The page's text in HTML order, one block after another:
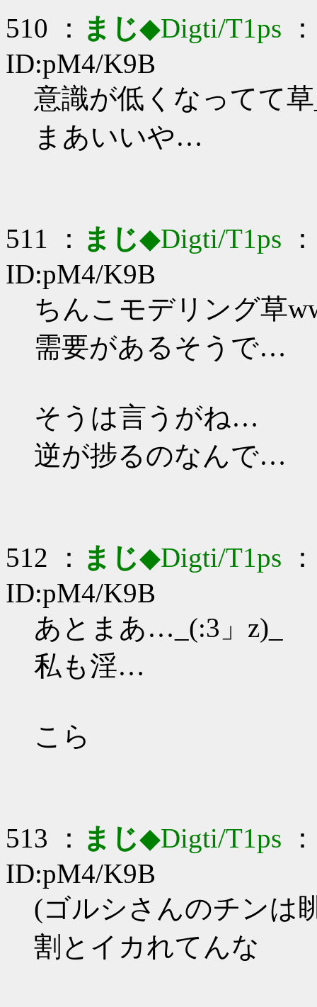
510 ： まじ◆Digti/T1ps
ID:pM4/K9B
意識が低くなってて
まあいいや…
511 ： まじ◆Digti/T1ps
ID:pM4/K9B
ちんこモデリング草
需要があるそうで…
そうは言うがね…
逆が捗るのなんで…
512 ： まじ◆Digti/T1ps
ID:pM4/K9B
あとまあ…_(:3」z)_
私も淫…
こら
513 ： まじ◆Digti/T1ps
ID:pM4/K9B
(ゴルシさんのチンは
割とイカれてんな